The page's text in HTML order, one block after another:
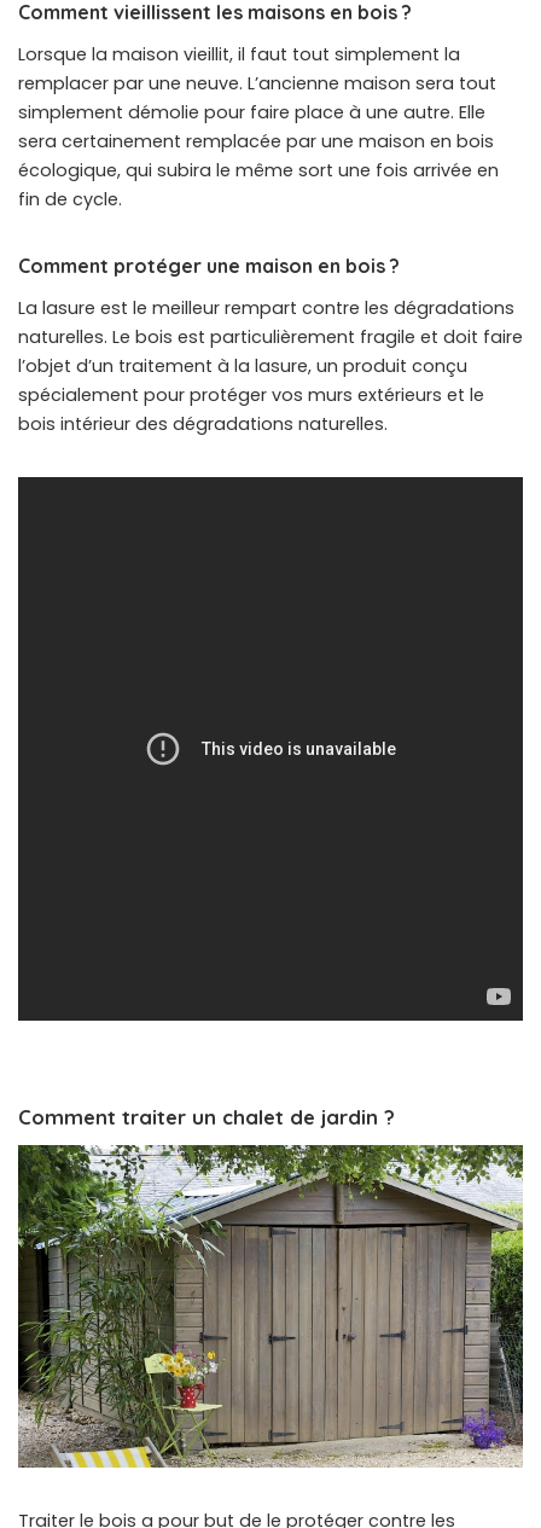
Comment vieillissent les maisons en bois ?
Lorsque la maison vieillit, il faut tout simplement la
remplacer par une neuve. L’ancienne maison sera tout
simplement démolie pour faire place à une autre. Elle
sera certainement remplacée par une maison en bois
écologique, qui subira le même sort une fois arrivée en
fin de cycle.
Comment protéger une maison en bois ?
La lasure est le meilleur rempart contre les dégradations
naturelles. Le bois est particulièrement fragile et doit faire
l’objet d’un traitement à la lasure, un produit conçu
spécialement pour protéger vos murs extérieurs et le
bois intérieur des dégradations naturelles.
Comment traiter un chalet de jardin ?
Traiter le bois a pour but de le protéger contre les